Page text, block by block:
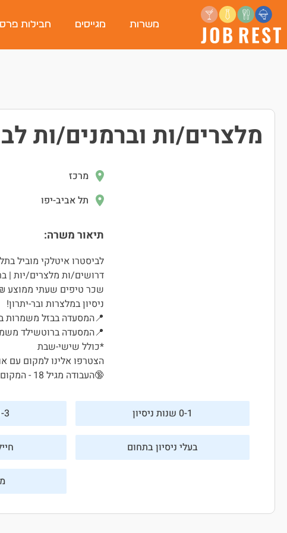
משרות מגייסים חבילות
מלצרים/ות וברמנים/ות
מרכז
תל אביב-יפו
תיאור משרה:
לביסטרו איטלקי מוביל
דרושים/ות מלצרים/יות |
שכר טיפים שעתי ממוצע ₪ 90-100
ניסיון במלצרות ובר-יתרון!
📍המסעדה בבזל משמרות
📍המסעדה ברוטשילד
*כולל שישי-שבת
הצטרפו אלינו למקום עם
🔞העבודה מגיל 18 - המקום מגיש אלכוהול🔞
0-1 שנות ניסיון 1-3
בעלי ניסיון בתחום